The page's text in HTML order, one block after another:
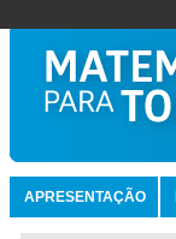
APRESENTAÇÃO